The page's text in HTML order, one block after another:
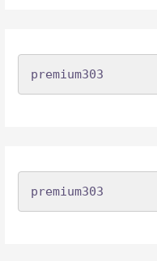
premium303
premium303